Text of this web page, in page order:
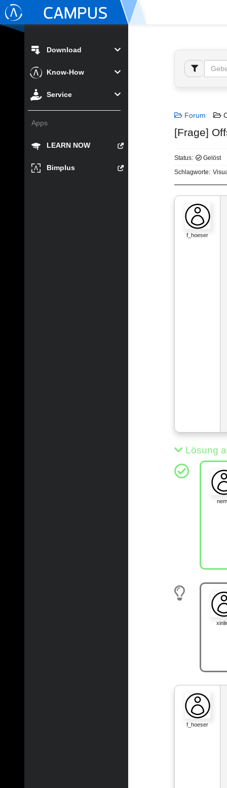
Download
Know-How
Service
Apps
LEARN NOW
Bimplus
Forum
[Frage]
Status:
Gelöst
Schlagworte:
f_hoeser
Lösung
f_hoeser